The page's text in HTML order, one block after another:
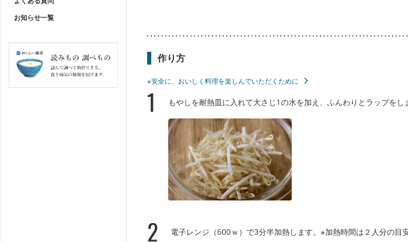
お知らせ一覧
作り方
※安全に、おいしく料理を楽しんでいただくために
1 もやしを耐熱皿に入れて大さじ1の水を加え、ふんわりとラップをし
2 電子レンジ（600ｗ）で3分半加熱します。※加熱時間は２人分の目